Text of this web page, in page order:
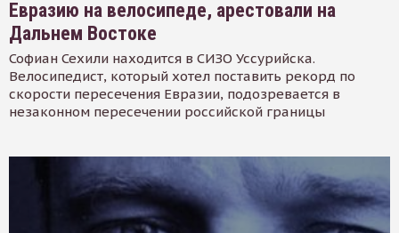
Евразию на велосипеде, арестовали на
Дальнем Востоке
Софиан Сехили находится в СИЗО Уссурийска.
Велосипедист, который хотел поставить рекорд по
скорости пересечения Евразии, подозревается в
незаконном пересечении российской границы